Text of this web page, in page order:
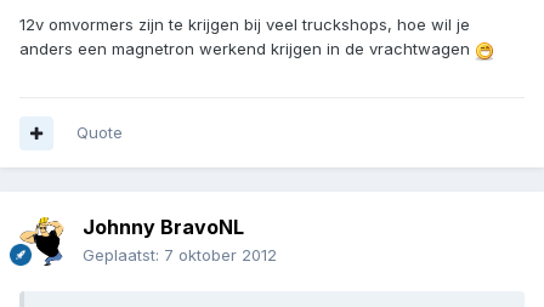
12v omvormers zijn te krijgen bij veel truckshops, hoe wil je
anders een magnetron werkend krijgen in de vrachtwagen
Quote
Johnny BravoNL
Geplaatst: 7 oktober 2012